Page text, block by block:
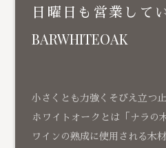
日曜日も営業して
BARWHITEOAK
小さくとも力強くそびえ立つ止
ホワイトオークとは「ナラの
ワインの熟成に使用される木材